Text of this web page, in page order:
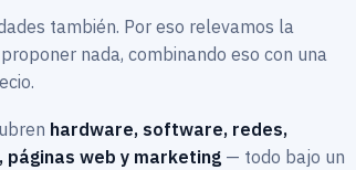
también. Por eso relevamos la
nada, combinando eso con una
hardware, software, redes,
web y marketing — todo bajo un